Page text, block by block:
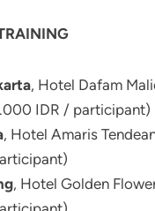
, Hotel Dafam
IDR / participant)
, Hotel Amaris
, Hotel Golden